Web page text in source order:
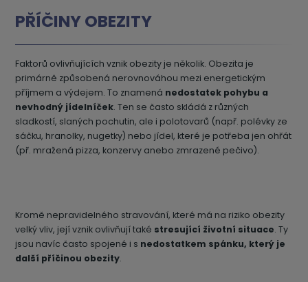
PŘÍČINY OBEZITY
Faktorů ovlivňujících vznik obezity je několik. Obezita je
primárně způsobená nerovnováhou mezi energetickým
příjmem a výdejem. To znamená nedostatek pohybu a
nevhodný jídelníček. Ten se často skládá z různých
sladkostí, slaných pochutin, ale i polotovarů (např. polévky ze
sáčku, hranolky, nugetky) nebo jídel, které je potřeba jen ohřát
(př. mražená pizza, konzervy anebo zmrazené pečivo).
Kromě nepravidelného stravování, které má na riziko obezity
velký vliv, její vznik ovlivňují také stresující životní situace. Ty
jsou navíc často spojené i s nedostatkem spánku, který je
další příčinou obezity.